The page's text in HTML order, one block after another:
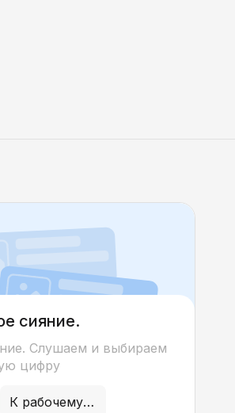
сияние.
Слушаем и выбираем
цифру
К рабочему листу